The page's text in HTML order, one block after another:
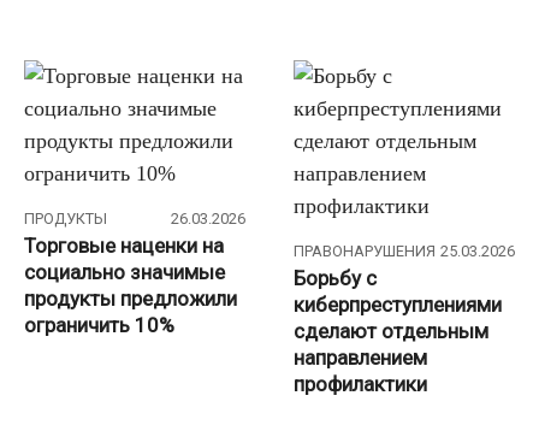
ПРОДУКТЫ 26.03.2026
Торговые наценки на
социально значимые
продукты предложили
ограничить 10%
ПРАВОНАРУШЕНИЯ 25.03.2026
Борьбу с
киберпреступлениями
сделают отдельным
направлением
профилактики